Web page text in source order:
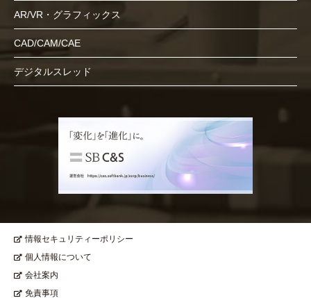
AR/VR・グラフィックス
CAD/CAM/CAE
デジタルスレッド
情報セキュリティーポリシー
個人情報について
会社案内
免責事項